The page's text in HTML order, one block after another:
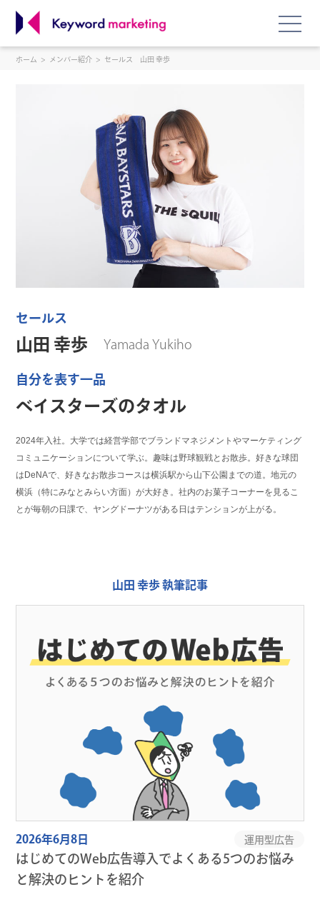
ホーム メンバー紹介 セールス 山田 幸歩
セールス
山田 幸歩 Yamada Yukiho
自分を表す一品
ベイスターズのタオル
2024年入社。大学では経営学部でブランドマネジメントやマーケティング
コミュニケーションについて学ぶ。趣味は野球観戦とお散歩。好きな球団
はDeNAで、好きなお散歩コースは横浜駅から山下公園までの道。地元の
横浜（特にみなとみらい方面）が大好き。社内のお菓子コーナーを見るこ
とが毎朝の日課で、ヤングドーナツがある日はテンションが上がる。
山田 幸歩 執筆記事
2026年6月8日 運用型広告
はじめてのWeb広告導入でよくある5つのお悩み
と解決のヒントを紹介